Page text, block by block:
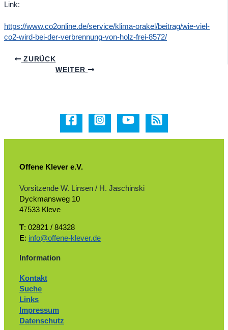
Link:
https://www.co2online.de/service/klima-orakel/beitrag/wie-viel-
co2-wird-bei-der-verbrennung-von-holz-frei-8572/
ZURÜCK
WEITER
Offene Klever e.V.
Vorsitzende W. Linsen / H. Jaschinski
Dyckmansweg 10
47533 Kleve
T: 02821 / 84328
E: info@offene-klever.de
Information
Kontakt
Suche
Links
Impressum
Datenschutz